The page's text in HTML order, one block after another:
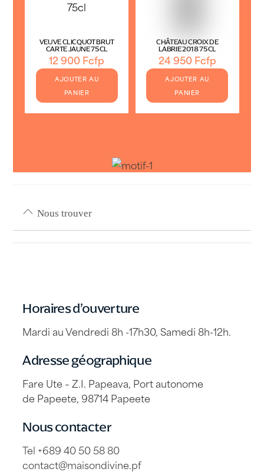
VEUVE CLICQUOT BRUT
CARTE JAUNE 75CL
12 900Fcfp
AJOUTER AU
PANIER
CHÂTEAU CROIX DE
LABRIE 2018 75CL
24 950Fcfp
AJOUTER AU
PANIER
Nous trouver
Horaires d’ouverture
Mardi au Vendredi 8h -17h30, Samedi 8h-12h.
Adresse géographique
Fare Ute – Z.I. Papeava, Port autonome
de Papeete, 98714 Papeete
Nous contacter
Tel +689 40 50 58 80
contact@maisondivine.pf